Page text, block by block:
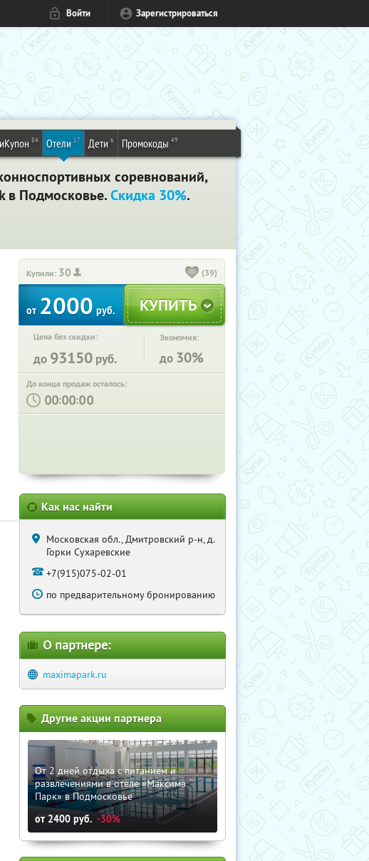
Войти Зарегистрироваться
84 Отели 17 Дети 6 Промокоды 49
соревнований,
в Подмосковье.Скидка 30%.
Купили: 30 (39)
от 2000 руб.
Цена без скидки:
до 93150 руб.
Экономия:
до 30%
До конца продаж осталось:
: :
Как нас найти
Московская обл., Дмитровский р-н, д.
Горки Сухаревские
+7(915)075-02-01
по предварительному бронированию
О партнере:
maximapark.ru
Другие акции партнера
От 2 дней отдыха с питанием и
развлечениями в отеле «Максима
Парк» в Подмосковье
от2400 руб. -30%